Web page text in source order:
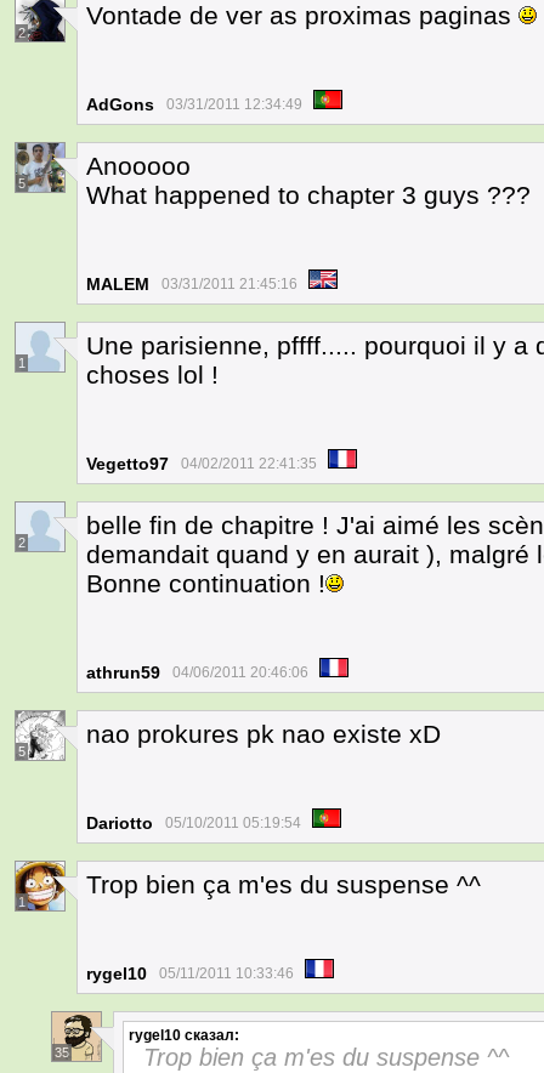
2
Vontade de ver as proximas paginas
AdGons 03/31/2011 12:34:49
5
Anooooo
What happened to chapter 3 guys ???
MALEM 03/31/2011 21:45:16
1
Une parisienne, pffff..... pourquoi il y a
choses lol !
Vegetto97 04/02/2011 22:41:35
2
belle fin de chapitre ! J'ai aimé les
demandait quand y en aurait ),
Bonne continuation !
athrun59 04/06/2011 20:46:06
5
nao prokures pk nao existe xD
Dariotto 05/10/2011 05:19:54
1
Trop bien ça m'es du suspense ^^
rygel10 05/11/2011 10:33:46
35
rygel10 сказал:
Trop bien ça m'es du suspense ^^